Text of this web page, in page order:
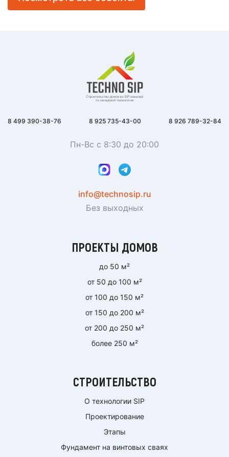
8 499 390-38-76 8 925 735-43-00 8 926 789-32-84
Пн-Вс с 8:30 до 20:00
info@technosip.ru
Без выходных
ПРОЕКТЫ ДОМОВ
до 50 м²
от 50 до 100 м²
от 100 до 150 м²
от 150 до 200 м²
от 200 до 250 м²
более 250 м²
СТРОИТЕЛЬСТВО
О технологии SIP
Проектирование
Этапы
Фундамент на винтовых сваях